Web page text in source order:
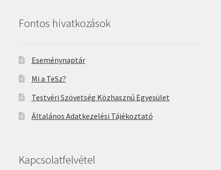
Fontos hivatkozások
Eseménynaptár
Mi a TeSz?
Testvéri Szövetség Közhasznú Egyesület
Általános Adatkezelési Tájékoztató
Kapcsolatfelvétel